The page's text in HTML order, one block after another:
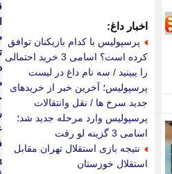
اخبار داغ:
پرسپولیس با کدام بازیکنان توافق
کرده است؟ اسامی 3 خرید احتمالی
را ببینید / سه نام داغ در لیست
پرسپولیس؛ آخرین خبر از خریدهای
جدید سرخ ها / نقل وانتقالات
پرسپولیس وارد مرحله جدید شد؛
اسامی 3 گزینه لو رفت
نتیجه بازی استقلال تهران مقابل
استقلال خوزستان